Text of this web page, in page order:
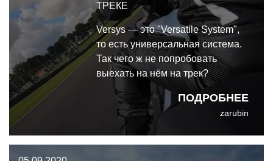
ТРЕКЕ
ПОДРОБНЕЕ
Versys — это "Versatile System",
то есть универсальная система.
Так чего ж не попробовать
выехать на нём на трек?
zarubin